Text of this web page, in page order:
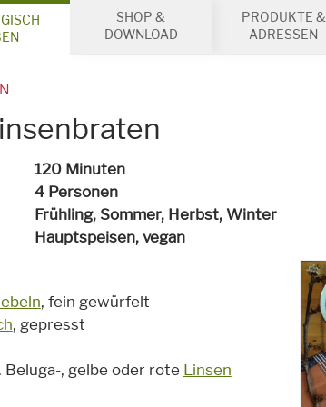
SHOP &
DOWNLOAD
PRODUKTE &
ADRESSEN
120 Minuten
4 Personen
Frühling, Sommer, Herbst, Winter
Hauptspeisen,vegan
, fein gewürfelt
, gepresst
Beluga-, gelbe oder rote Linsen